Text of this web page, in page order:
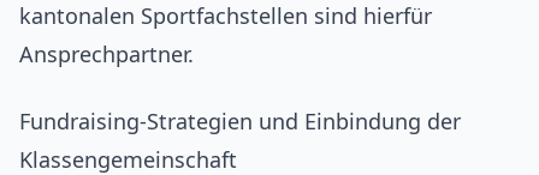
kantonalen Sportfachstellen sind hierfür
Ansprechpartner.
Fundraising-Strategien und Einbindung der
Klassengemeinschaft